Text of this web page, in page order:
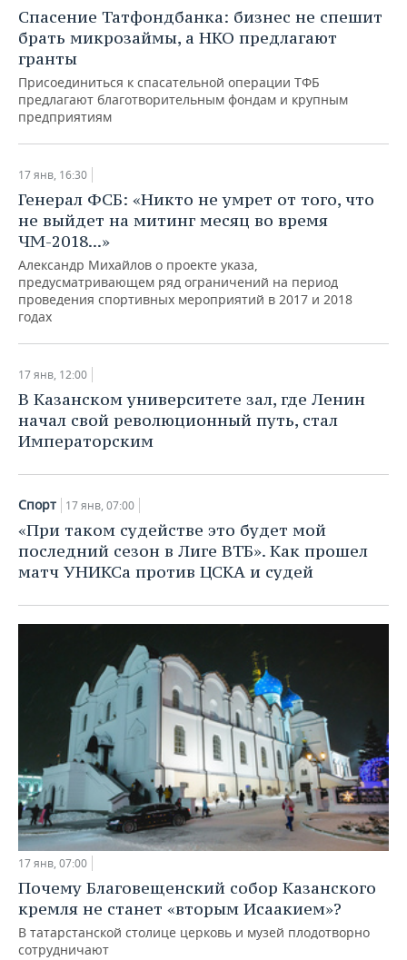
НЕФТЕХИМИЯ
НЕФТЬ
ОПК
РОЗНИЧНАЯ ТОРГОВЛЯ
ТРАНСПОРТ
УСЛУГИ
НОВОСТИ ТЕХНОЛОГИЙ
IT
МЕДИА
МЕРОПРИЯТИЯ
НОВОСТИ МЕРОПРИЯТИЙ
ВЫЕЗДНАЯ РЕДАКЦИЯ
ONLINE-КОНФЕРЕНЦИИ
ОТКРЫТАЯ ЛЕКЦИЯ
СПОРТ
НОВОСТИ СПОРТА
ХОККЕЙ
БАСКЕТБОЛ
ВОЛЕЙБОЛ
КИБЕРСПОРТ
ФИГУРНОЕ КАТАНИЕ
ВОДНЫЕ ВИДЫ СПОРТА
ХОККЕЙ С МЯЧОМ
ОБЩЕСТВО
ВЛАСТЬ
ИНФРАСТРУКТУРА
ИСТОРИЯ
КУЛЬТУРА
МЕДИЦИНА
ОБРАЗОВАНИЕ
ПРОИСШЕСТВИЯ
СЮЖЕТЫ
СПРАВОЧНИК
СПИСОК ПЕРСОН
СПИСОК КОМПАНИЙ
ПОЛНАЯ ВЕРСИЯ
Спасение Татфондбанка: бизнес не спешит
брать микрозаймы, а НКО предлагают
гранты
Присоединиться к спасательной операции ТФБ
предлагают благотворительным фондам и крупным
предприятиям
17 янв, 16:30
Генерал ФСБ: «Никто не умрет от того, что
не выйдет на митинг месяц во время
ЧМ-2018...»
Александр Михайлов о проекте указа,
предусматривающем ряд ограничений на период
проведения спортивных мероприятий в 2017 и 2018
годах
17 янв, 12:00
В Казанском университете зал, где Ленин
начал свой революционный путь, стал
Императорским
Спорт 17 янв, 07:00
«При таком судействе это будет мой
последний сезон в Лиге ВТБ». Как прошел
матч УНИКСа против ЦСКА и судей
17 янв, 07:00
Почему Благовещенский собор Казанского
кремля не станет «вторым Исаакием»?
В татарстанской столице церковь и музей плодотворно
сотрудничают